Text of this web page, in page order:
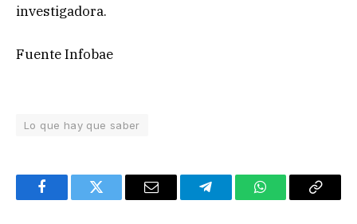
investigadora.
Fuente Infobae
Lo que hay que saber
FacebookTwitter Email TelegramWhatsAppCopy